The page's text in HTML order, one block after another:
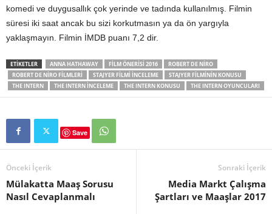
komedi ve duygusallık çok yerinde ve tadında kullanılmış. Filmin
süresi iki saat ancak bu sizi korkutmasın ya da ön yargıyla
yaklaşmayın. Filmin İMDB puanı 7,2 dir.
ETIKETLER ANNA HATHAWAY FILM ÖNERISI 2016
ROBERT DE NIRO
ROBERT DE NIRO FILMLERI
STAJYER FILMI INCELEME
STAJYER FILMININ KONUSU
THE INTERN
THE INTERN INCELEME THE INTERN KONUSU THE INTERN OYUNCULARI
Save
Önceki İçerik
Mülakatta Maaş Sorusu
Nasıl Cevaplanmalı
Sonraki İçerik
Media Markt Çalışma
Şartları ve Maaşlar 2017